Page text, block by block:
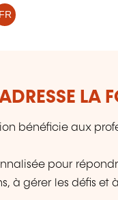
FR
LA
bénéficie aux
pour
à gérer les défis